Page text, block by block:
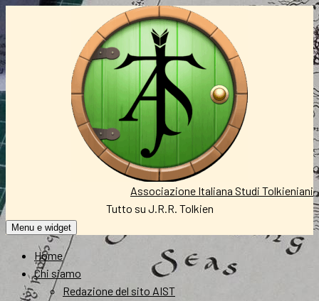
contenuto
Associazione Italiana Studi Tolkieniani
Tutto su J.R.R. Tolkien
Menu e widget
Home
Chi siamo
Redazione del sito AIST